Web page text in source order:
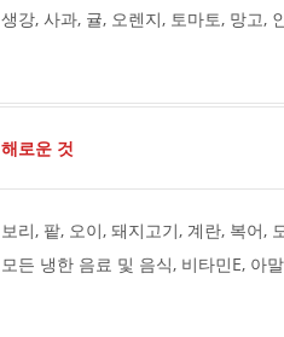
생강, 사과, 귤, 오렌지, 토마토, 망고,
해로운 것
보리, 팥, 오이, 돼지고기, 계란, 복어,
모든 냉한 음료 및 음식, 비타민E, 아